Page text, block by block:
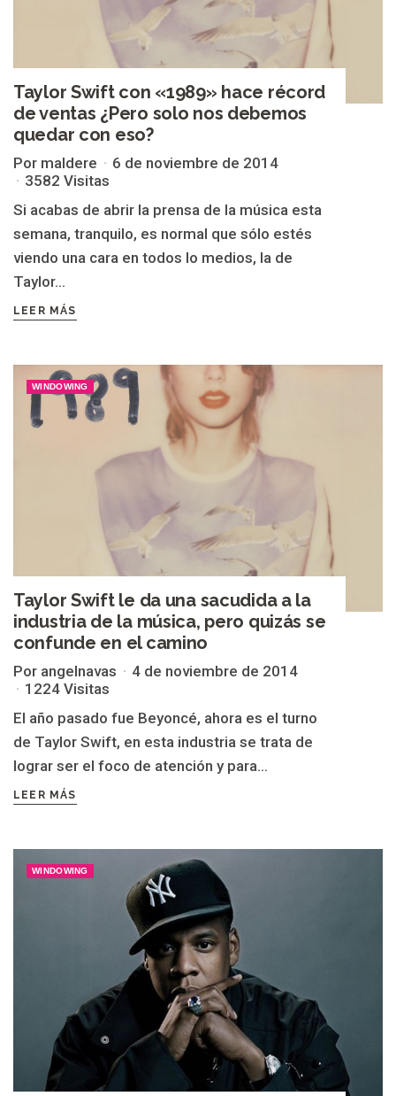
Taylor Swift con «1989» hace récord
de ventas ¿Pero solo nos debemos
quedar con eso?
Por maldere
6 de noviembre de 2014
3582 Visitas
Si acabas de abrir la prensa de la música esta
semana, tranquilo, es normal que sólo estés
viendo una cara en todos lo medios, la de
Taylor...
LEER MÁS
WINDOWING
Taylor Swift le da una sacudida a la
industria de la música, pero quizás se
confunde en el camino
Por angelnavas
4 de noviembre de 2014
1224 Visitas
El año pasado fue Beyoncé, ahora es el turno
de Taylor Swift, en esta industria se trata de
lograr ser el foco de atención y para...
LEER MÁS
WINDOWING